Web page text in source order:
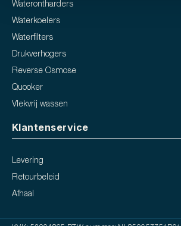
Waterontharders
Waterkoelers
Waterfilters
Drukverhogers
Reverse Osmose
Quooker
Vlekvrij wassen
Klantenservice
Levering
Retourbeleid
Afhaal